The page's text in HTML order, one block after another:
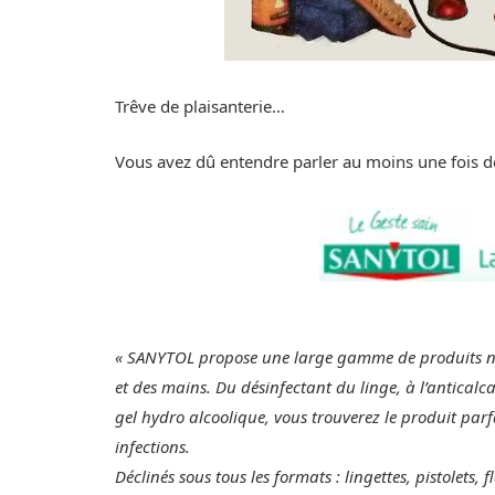
Trêve de plaisanterie…
Vous avez dû entendre parler au moins une fois
« SANYTOL propose une large gamme de
et des mains. Du désinfectant du linge, à
gel hydro alcoolique, vous trouverez le produit
infections.
Déclinés sous tous les formats : lingettes, pistolets,